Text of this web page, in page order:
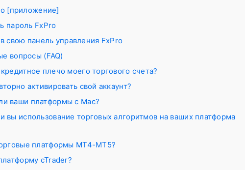
[приложение]
пароль FxPro
свою панель управления FxPro
вопросы (FAQ)
плечо моего торгового счета?
активировать свой аккаунт?
ваши платформы с Mac?
вы использование торговых алгоритмов на ваших платформа
платформы MT4-MT5?
cTrader?